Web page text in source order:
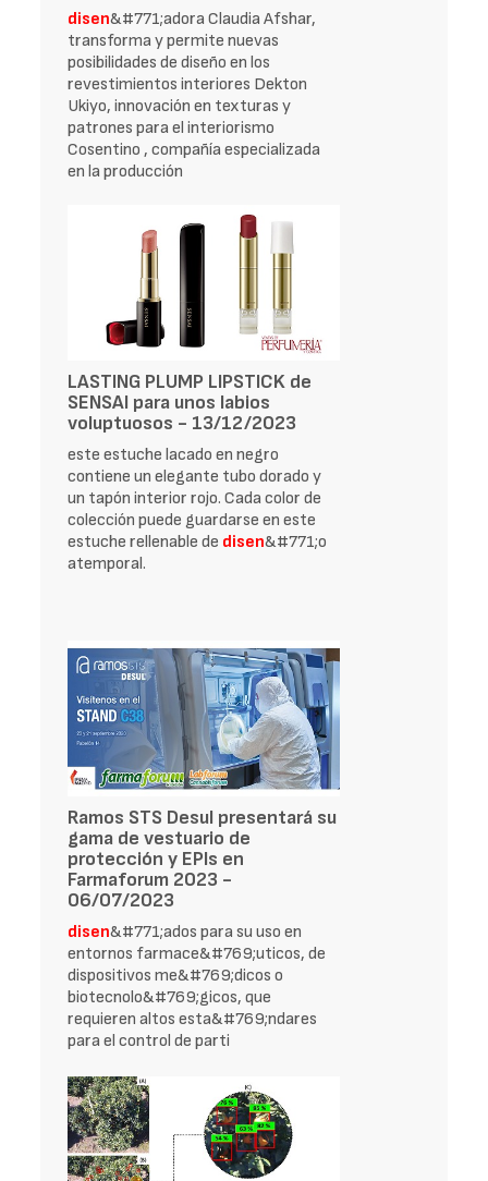
disen&#771;adora Claudia Afshar,
transforma y permite nuevas
posibilidades de diseño en los
revestimientos interiores Dekton
Ukiyo, innovación en texturas y
patrones para el interiorismo
Cosentino , compañía especializada
en la producción
LASTING PLUMP LIPSTICK de
SENSAI para unos labios
voluptuosos - 13/12/2023
este estuche lacado en negro
contiene un elegante tubo dorado y
un tapón interior rojo. Cada color de
colección puede guardarse en este
estuche rellenable de disen&#771;o
atemporal.
Ramos STS Desul presentará su
gama de vestuario de
protección y EPIs en
Farmaforum 2023 -
06/07/2023
disen&#771;ados para su uso en
entornos farmace&#769;uticos, de
dispositivos me&#769;dicos o
biotecnolo&#769;gicos, que
requieren altos esta&#769;ndares
para el control de parti